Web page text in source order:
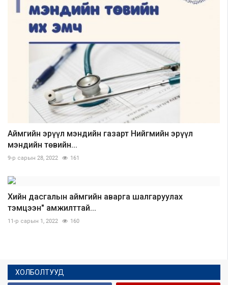
Аймгийн эрүүл мэндийн газарт Нийгмийн эрүүл
мэндийн төвийн...
9-р сарын 28, 2022 161
Хийн дасгалын аймгийн аварга шалгаруулах
тэмцээн" амжилттай...
11-р сарын 1, 2022 160
ХОЛБОЛТУУД